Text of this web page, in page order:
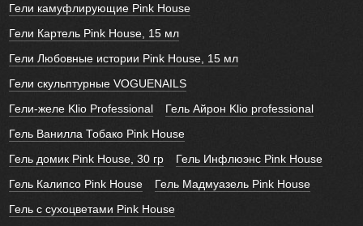
Гели камуфлирующие Pink House
Гели Картель Pink House, 15 мл
Гели Любовные истории Pink House, 15 мл
Гели скульптурные VOGUENAILS
Гели-желе Klio Professional
Гель Айрон Klio professional
Гель Ванилла Тобако Pink House
Гель домик Pink House, 30 гр
Гель Инфлюэнс Pink House
Гель Калипсо Pink House
Гель Мадмуазель Pink House
Гель с сухоцветами Pink House